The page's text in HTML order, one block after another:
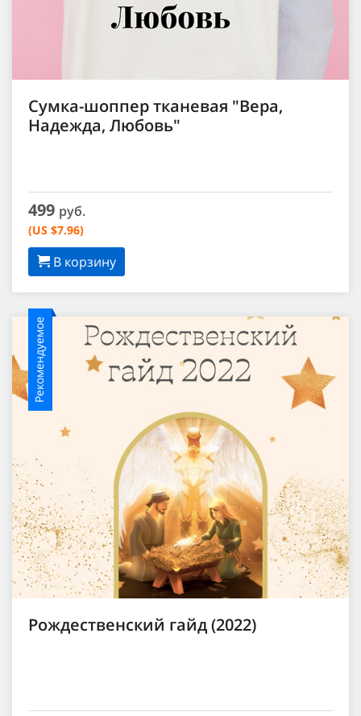
Сумка-шоппер тканевая "Вера,
Надежда, Любовь"
499 руб.
(US $7.96)
В корзину
Рекомендуемое
Рождественский гайд (2022)